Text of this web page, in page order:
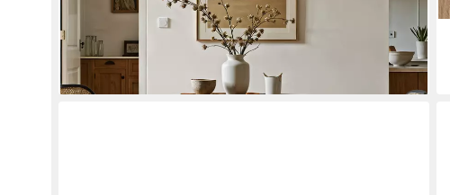
149,99 € UVP 269,99 €
lieferbar - in 7-9 Werktagen bei dir